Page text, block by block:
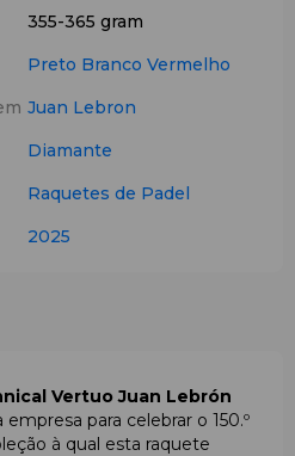
355-365 gram
Preto Branco Vermelho
Juan Lebron
Diamante
Raquetes de Padel
2025
Vertuo Juan Lebrón
para celebrar o 150.º
à qual esta raquete